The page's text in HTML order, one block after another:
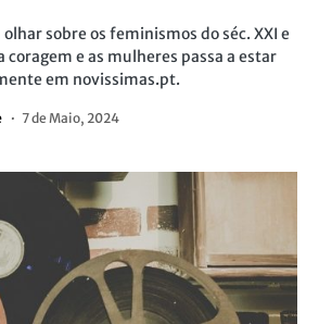
sobre os feminismos do séc. XXI e
coragem e as mulheres passa a estar
em novissimas.pt.
7 de Maio, 2024